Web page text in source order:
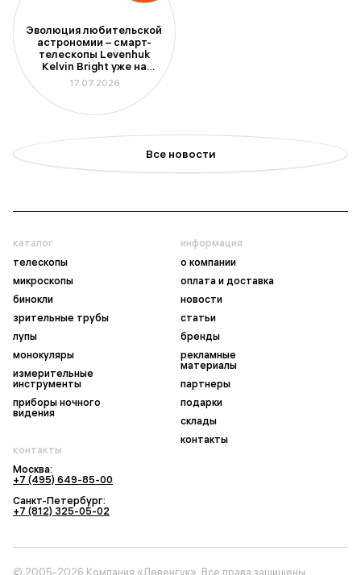
Эволюция любительской
астрономии – смарт-
телескопы Levenhuk
Kelvin Bright уже на
складе
17.07.2026
Все новости
каталог
телескопы
микроскопы
бинокли
зрительные трубы
лупы
монокуляры
измерительные
инструменты
приборы ночного
видения
информация
о компании
оплата и доставка
новости
статьи
бренды
рекламные
материалы
партнеры
подарки
склады
контакты
контакты
Москва:
+7 (495) 649-85-00
Санкт-Петербург:
+7 (812) 325-05-02
© 2005–2026 Компания «Левенгук». Все права защищены.